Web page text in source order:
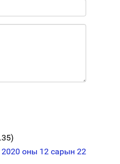
2020 оны 12 сарын 22